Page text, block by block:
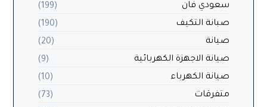
سعودي فان
(199)
صبانة التكيف
(190)
صيانة
(20)
صيانة الاجهزة الكهربائية
(9)
صيانة الكهرباء
(10)
متفرقات
(73)